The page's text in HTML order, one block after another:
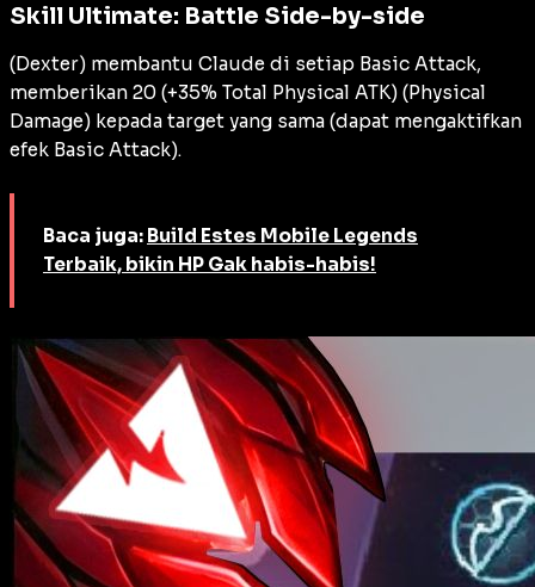
Skill Ultimate: Battle Side-by-side
(Dexter) membantu Claude di setiap Basic Attack,
memberikan 20 (+35% Total Physical ATK) (Physical
Damage) kepada target yang sama (dapat mengaktifkan
efek Basic Attack).
Baca juga: Build Estes Mobile Legends
Terbaik, bikin HP Gak habis-habis!